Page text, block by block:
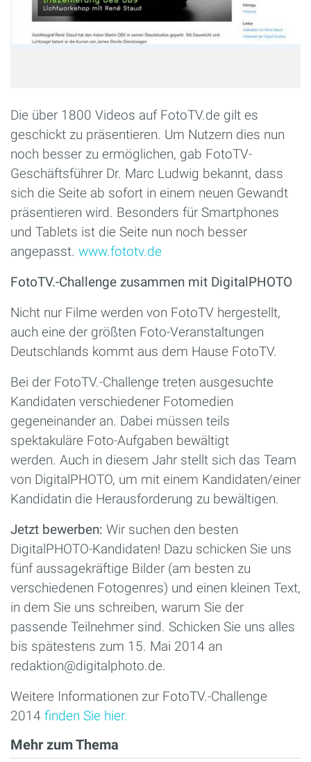
Die über 1800 Videos auf FotoTV.de gilt es
geschickt zu präsentieren. Um Nutzern dies nun
noch besser zu ermöglichen, gab FotoTV-
Geschäftsführer Dr. Marc Ludwig bekannt, dass
sich die Seite ab sofort in einem neuen Gewandt
präsentieren wird. Besonders für Smartphones
und Tablets ist die Seite nun noch besser
angepasst. www.fototv.de
FotoTV.-Challenge zusammen mit DigitalPHOTO
Nicht nur Filme werden von FotoTV hergestellt,
auch eine der größten Foto-Veranstaltungen
Deutschlands kommt aus dem Hause FotoTV.
Bei der FotoTV.-Challenge treten ausgesuchte
Kandidaten verschiedener Fotomedien
gegeneinander an. Dabei müssen teils
spektakuläre Foto-Aufgaben bewältigt
werden. Auch in diesem Jahr stellt sich das Team
von DigitalPHOTO, um mit einem Kandidaten/einer
Kandidatin die Herausforderung zu bewältigen.
Jetzt bewerben: Wir suchen den besten
DigitalPHOTO-Kandidaten! Dazu schicken Sie uns
fünf aussagekräftige Bilder (am besten zu
verschiedenen Fotogenres) und einen kleinen Text,
in dem Sie uns schreiben, warum Sie der
passende Teilnehmer sind. Schicken Sie uns alles
bis spätestens zum 15. Mai 2014 an
redaktion@digitalphoto.de.
Weitere Informationen zur FotoTV.-Challenge
2014 finden Sie hier.
Mehr zum Thema